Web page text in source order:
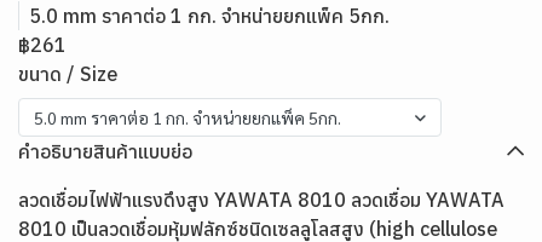
5.0 mm ราคาต่อ 1 กก. จำหน่ายยกแพ็ค 5กก.
฿261
ขนาด / Size
5.0 mm ราคาต่อ 1 กก. จำหน่ายยกแพ็ค 5กก.
คำอธิบายสินค้าแบบย่อ
ลวดเชื่อมไฟฟ้าแรงดึงสูง YAWATA 8010 ลวดเชื่อม YAWATA
8010 เป็นลวดเชื่อมหุ้มฟลักซ์ชนิดเซลลูโลสสูง (high cellulose